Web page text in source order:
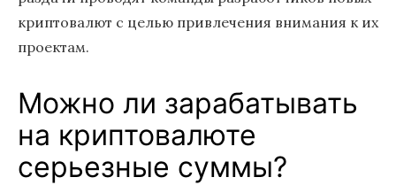
криптовалют с целью привлечения внимания к их
проектам.
Можно ли зарабатывать
на криптовалюте
серьезные суммы?